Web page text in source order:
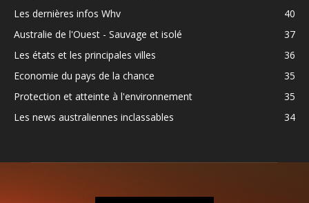
Les dernières infos Whv
40
Australie de l'Ouest - Sauvage et isolé
37
Les états et les principales villes
36
Economie du pays de la chance
35
Protection et atteinte à l'environnement
35
Les news australiennes inclassables
34